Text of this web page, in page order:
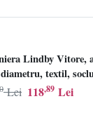
Lindby Vitore,
diametru, textil,
118,89 Lei
Lei